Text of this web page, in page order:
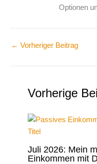
Optionen
← Vorheriger Beitrag
Vorherige
Juli 2026: Mein
Einkommen mit